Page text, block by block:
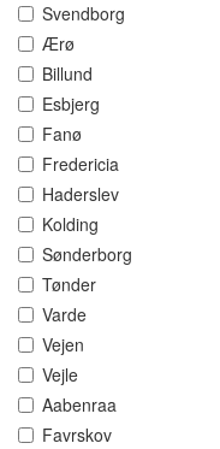
Svendborg
Ærø
Billund
Esbjerg
Fanø
Fredericia
Haderslev
Kolding
Sønderborg
Tønder
Varde
Vejen
Vejle
Aabenraa
Favrskov